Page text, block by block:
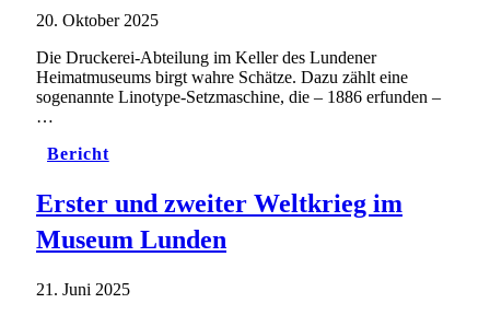
20. Oktober 2025
Die Druckerei-Abteilung im Keller des Lundener
Heimatmuseums birgt wahre Schätze. Dazu zählt eine
sogenannte Linotype-Setzmaschine, die – 1886 erfunden –
…
Bericht
Erster und zweiter Weltkrieg im
Museum Lunden
21. Juni 2025